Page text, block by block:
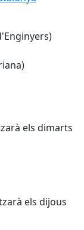
els dimarts
els dijous